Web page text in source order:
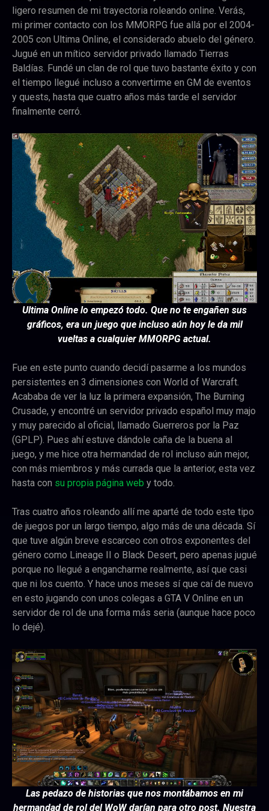
ligero resumen de mi trayectoria roleando online. Verás,
mi primer contacto con los MMORPG fue allá por el 2004-
2005 con Ultima Online, el considerado abuelo del género.
Jugué en un mítico servidor privado llamado Tierras
Baldías. Fundé un clan de rol que tuvo bastante éxito y con
el tiempo llegué incluso a convertirme en GM de eventos
y quests, hasta que cuatro años más tarde el servidor
finalmente cerró.
Ultima Online lo empezó todo. Que no te engañen sus
gráficos, era un juego que incluso aún hoy le da mil
vueltas a cualquier MMORPG actual.
Fue en este punto cuando decidí pasarme a los mundos
persistentes en 3 dimensiones con World of Warcraft.
Acababa de ver la luz la primera expansión, The Burning
Crusade, y encontré un servidor privado español muy majo
y muy parecido al oficial, llamado Guerreros por la Paz
(GPLP). Pues ahí estuve dándole caña de la buena al
juego, y me hice otra hermandad de rol incluso aún mejor,
con más miembros y más currada que la anterior, esta vez
hasta con su propia página web y todo.
Tras cuatro años roleando allí me aparté de todo este tipo
de juegos por un largo tiempo, algo más de una década. Sí
que tuve algún breve escarceo con otros exponentes del
género como Lineage II o Black Desert, pero apenas jugué
porque no llegué a engancharme realmente, así que casi
que ni los cuento. Y hace unos meses sí que caí de nuevo
en esto jugando con unos colegas a GTA V Online en un
servidor de rol de una forma más seria (aunque hace poco
lo dejé).
Las pedazo de historias que nos montábamos en mi
hermandad de rol del WoW darían para otro post. Nuestra